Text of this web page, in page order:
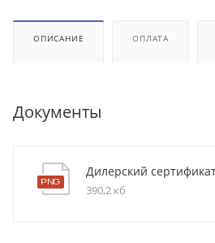
ОПИСАНИЕ ОПЛАТА
Документы
Дилерский
390,2 кб